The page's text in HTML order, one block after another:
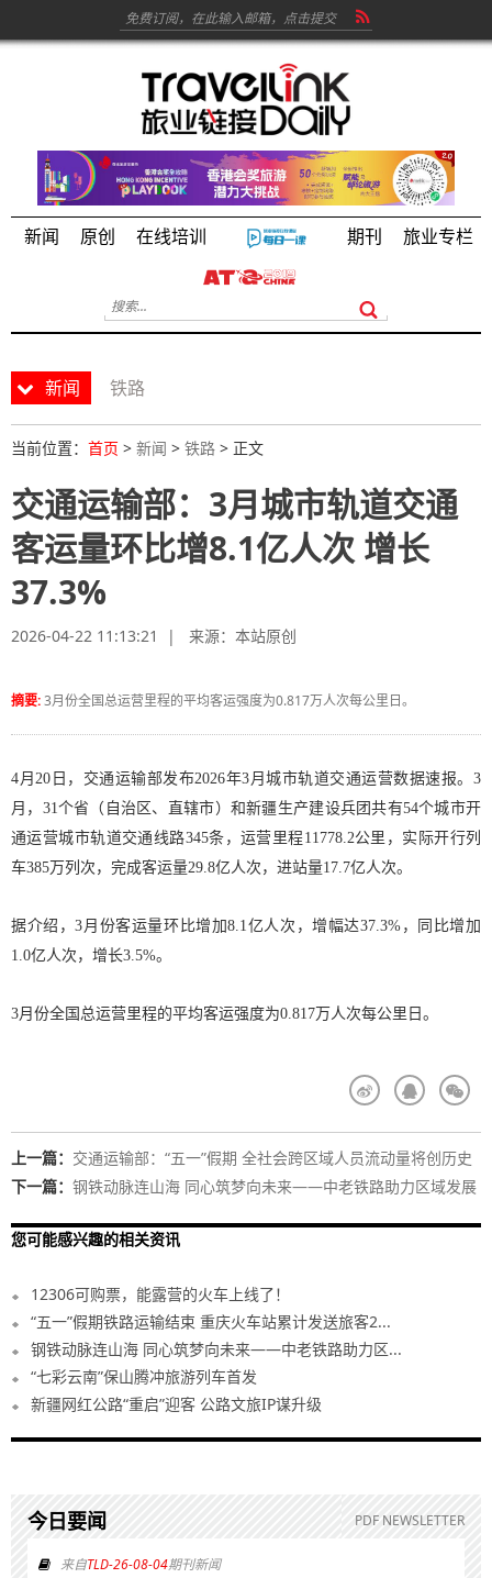
新闻 原创 在线培训 期刊 旅业专栏
新闻 铁路
当前位置： 首页 > 新闻 > 铁路 > 正文
交通运输部：3月城市轨道交通
客运量环比增8.1亿人次 增长
37.3%
2026-04-22 11:13:21 | 来源： 本站原创
摘要:3月份全国总运营里程的平均客运强度为0.817万人次每公里日。
4月20日，交通运输部发布2026年3月城市轨道交通运营数据速报。3
月，31个省（自治区、直辖市）和新疆生产建设兵团共有54个城市开
通运营城市轨道交通线路345条，运营里程11778.2公里，实际开行列
车385万列次，完成客运量29.8亿人次，进站量17.7亿人次。
据介绍，3月份客运量环比增加8.1亿人次，增幅达37.3%，同比增加
1.0亿人次，增长3.5%。
3月份全国总运营里程的平均客运强度为0.817万人次每公里日。
上一篇： 交通运输部：“五一”假期 全社会跨区域人员流动量将创历史
新高
下一篇： 钢铁动脉连山海 同心筑梦向未来——中老铁路助力区域发展
您可能感兴趣的相关资讯
12306可购票，能露营的火车上线了！
“五一”假期铁路运输结束 重庆火车站累计发送旅客2...
钢铁动脉连山海 同心筑梦向未来——中老铁路助力区...
“七彩云南”保山腾冲旅游列车首发
新疆网红公路“重启”迎客 公路文旅IP谋升级
今日要闻 PDF NEWSLETTER
来自TLD-26-08-04期刊新闻